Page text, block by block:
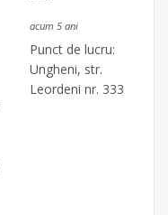
acum 5 ani
Punct de lucru:
Ungheni, str.
Leordeni nr. 333